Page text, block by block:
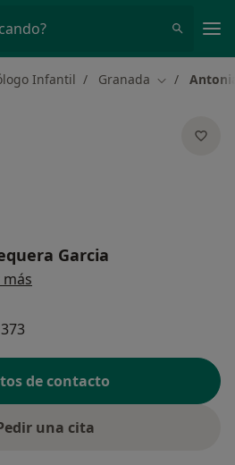
Infantil Granada Cambiar de
Garcia
de contacto
una cita